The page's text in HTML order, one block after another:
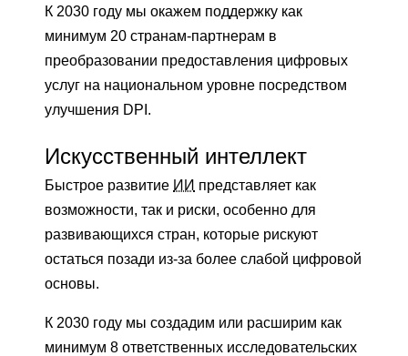
К 2030 году мы окажем поддержку как
минимум 20 странам-партнерам в
преобразовании предоставления цифровых
услуг на национальном уровне посредством
улучшения DPI.
Искусственный интеллект
Быстрое развитие ИИ представляет как
возможности, так и риски, особенно для
развивающихся стран, которые рискуют
остаться позади из-за более слабой цифровой
основы.
К 2030 году мы создадим или расширим как
минимум 8 ответственных исследовательских